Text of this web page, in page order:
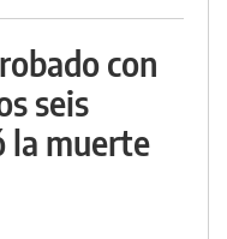
con
seis
la muerte